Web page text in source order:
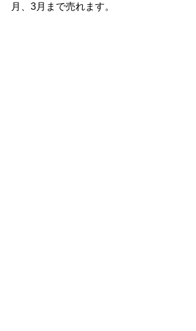
月、3月まで売れます。